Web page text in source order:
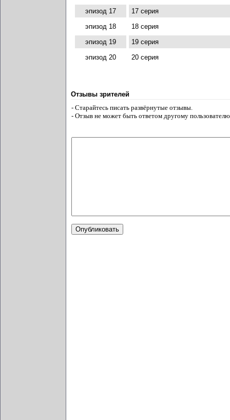
эпизод 17
17 серия
эпизод 18
18 серия
эпизод 19
19 серия
эпизод 20
20 серия
Отзывы зрителей
- Старайтесь писать развёрнутые отзывы.
- Отзыв не может быть ответом другому